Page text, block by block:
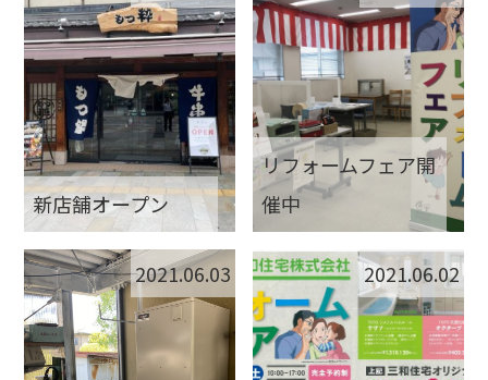
新店舗オープン
リフォームフェア開
催中
2021.06.03 2021.06.02